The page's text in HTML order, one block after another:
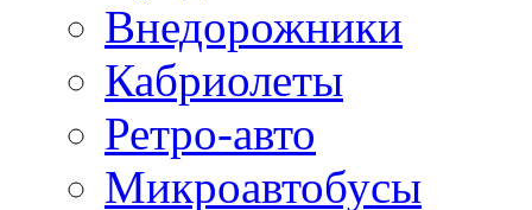
Внедорожники
Кабриолеты
Ретро-авто
Микроавтобусы